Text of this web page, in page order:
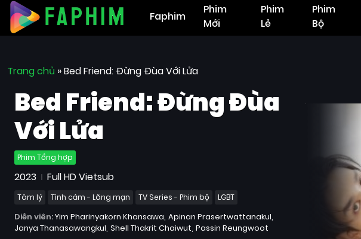
Faphim
Phim
Mới
Phim
Lẻ
Phim
Bộ
Trang chủ »Bed Friend: Đừng Đùa Với Lửa
Bed Friend: Đừng Đùa
Với Lửa
Phim Tổng hợp
2023 Full HD Vietsub
Tâm lý Tình cảm - Lãng mạn TV Series - Phim bộ LGBT
Diễn viên:Yim Pharinyakorn Khansawa Apinan Prasertwattanakul
Janya Thanasawangkul Shell Thakrit Chaiwut Passin Reungwoot